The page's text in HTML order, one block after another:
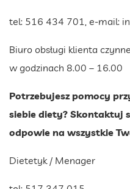
tel: 516 434 701, e-mail:
Biuro obsługi klienta
w godzinach 8.00 – 16.00
Potrzebujesz pomocy
siebie diety? Skontaktuj
odpowie na wszystkie
Dietetyk / Menager